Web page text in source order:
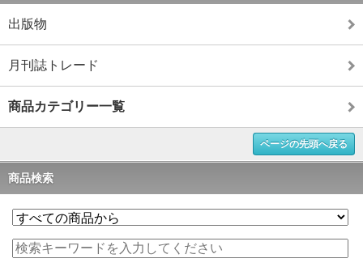
出版物
月刊誌トレード
商品カテゴリー一覧
ページの先頭へ戻る
商品検索